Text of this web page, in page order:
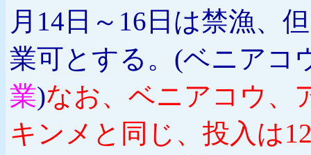
月14日～16日は禁漁、
業可とする。 (ベニアコ
業)なお、ベニアコウ、
キンメと同じ、投入は